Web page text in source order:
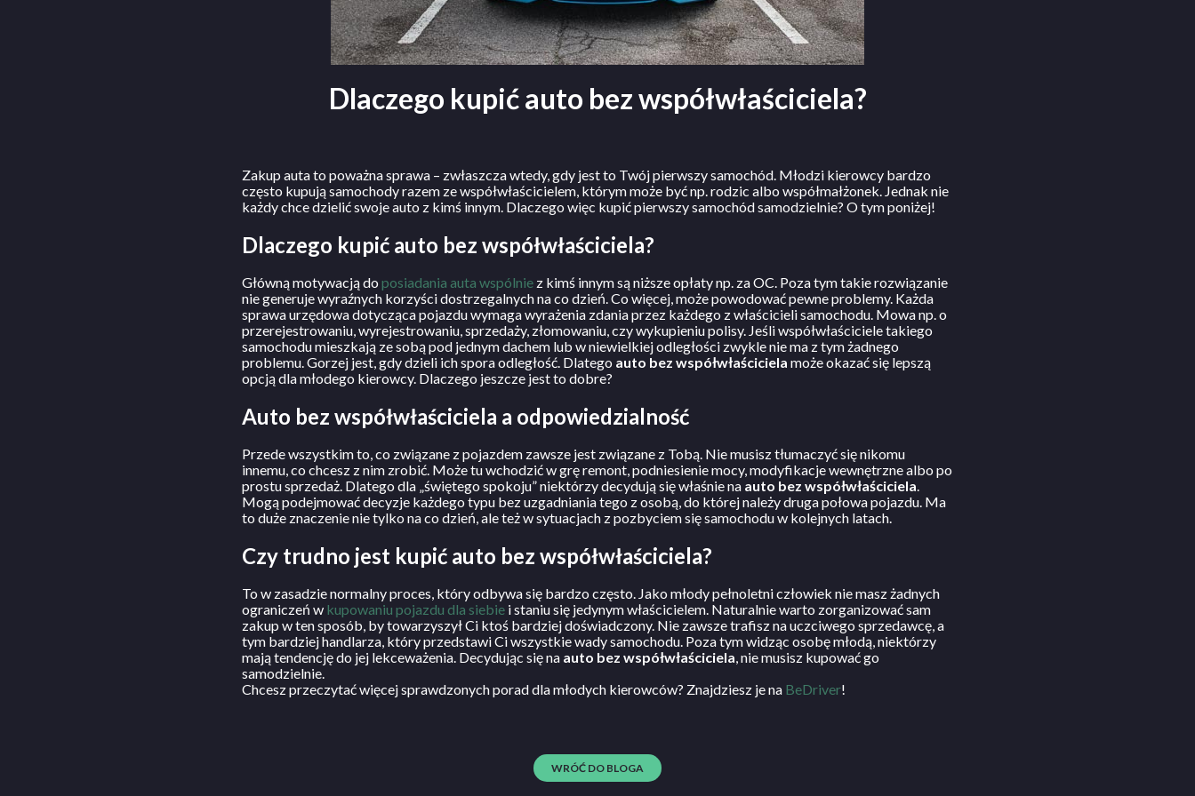
Dlaczego kupić auto bez współwłaściciela?
Zakup auta to poważna sprawa – zwłaszcza wtedy, gdy jest to Twój pierwszy samochód. Młodzi kierowcy bardzo
często kupują samochody razem ze współwłaścicielem, którym może być np. rodzic albo współmałżonek. Jednak nie
każdy chce dzielić swoje auto z kimś innym. Dlaczego więc kupić pierwszy samochód samodzielnie? O tym poniżej!
Dlaczego kupić auto bez współwłaściciela?
Główną motywacją do posiadania auta wspólnie z kimś innym są niższe opłaty np. za OC. Poza tym takie rozwiązanie
nie generuje wyraźnych korzyści dostrzegalnych na co dzień. Co więcej, może powodować pewne problemy. Każda
sprawa urzędowa dotycząca pojazdu wymaga wyrażenia zdania przez każdego z właścicieli samochodu. Mowa np. o
przerejestrowaniu, wyrejestrowaniu, sprzedaży, złomowaniu, czy wykupieniu polisy. Jeśli współwłaściciele takiego
samochodu mieszkają ze sobą pod jednym dachem lub w niewielkiej odległości zwykle nie ma z tym żadnego
problemu. Gorzej jest, gdy dzieli ich spora odległość. Dlatego auto bez współwłaściciela może okazać się lepszą
opcją dla młodego kierowcy. Dlaczego jeszcze jest to dobre?
Auto bez współwłaściciela a odpowiedzialność
Przede wszystkim to, co związane z pojazdem zawsze jest związane z Tobą. Nie musisz tłumaczyć się nikomu
innemu, co chcesz z nim zrobić. Może tu wchodzić w grę remont, podniesienie mocy, modyfikacje wewnętrzne albo po
prostu sprzedaż. Dlatego dla „świętego spokoju” niektórzy decydują się właśnie na auto bez współwłaściciela.
Mogą podejmować decyzje każdego typu bez uzgadniania tego z osobą, do której należy druga połowa pojazdu. Ma
to duże znaczenie nie tylko na co dzień, ale też w sytuacjach z pozbyciem się samochodu w kolejnych latach.
Czy trudno jest kupić auto bez współwłaściciela?
To w zasadzie normalny proces, który odbywa się bardzo często. Jako młody pełnoletni człowiek nie masz żadnych
ograniczeń w kupowaniu pojazdu dla siebie i staniu się jedynym właścicielem. Naturalnie warto zorganizować sam
zakup w ten sposób, by towarzyszył Ci ktoś bardziej doświadczony. Nie zawsze trafisz na uczciwego sprzedawcę, a
tym bardziej handlarza, który przedstawi Ci wszystkie wady samochodu. Poza tym widząc osobę młodą, niektórzy
mają tendencję do jej lekceważenia. Decydując się na auto bez współwłaściciela, nie musisz kupować go
samodzielnie.
Chcesz przeczytać więcej sprawdzonych porad dla młodych kierowców? Znajdziesz je na BeDriver!
WRÓĆ DO BLOGA